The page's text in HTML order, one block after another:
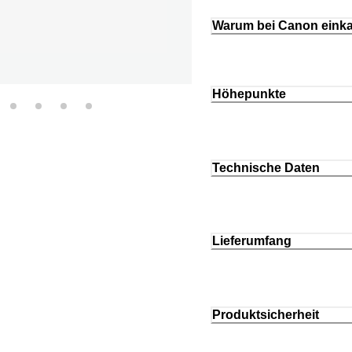
Warum bei Canon
Höhepunkte
Technische Daten
Lieferumfang
Produktsicherheit